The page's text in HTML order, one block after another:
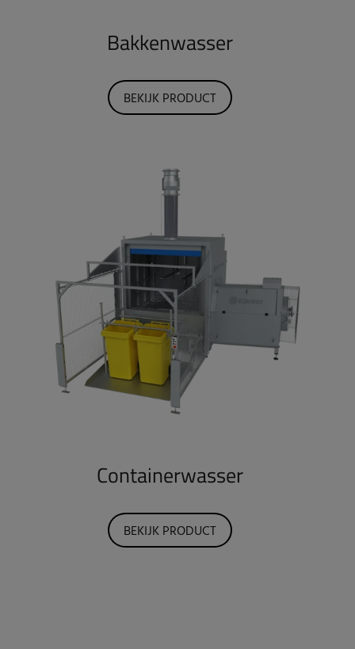
Bakkenwasser
BEKIJK PRODUCT
Containerwasser
BEKIJK PRODUCT